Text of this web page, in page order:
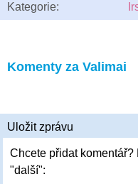
Kategorie:
Komenty za Valimai
Uložit zprávu
Chcete přidat
"další":